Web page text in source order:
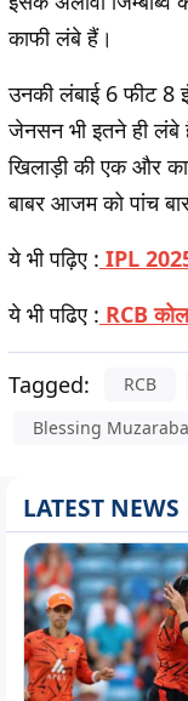
काफी लंबे हैं।
उनकी लंबाई 6 फीट 8
जेनसन भी इतने ही
खिलाड़ी की एक और
बाबर आजम को पांच
ये भी पढ़िए : IPL
येभी पढिए : RCB
Tagged: RCB
Blessing
LATEST NEWS